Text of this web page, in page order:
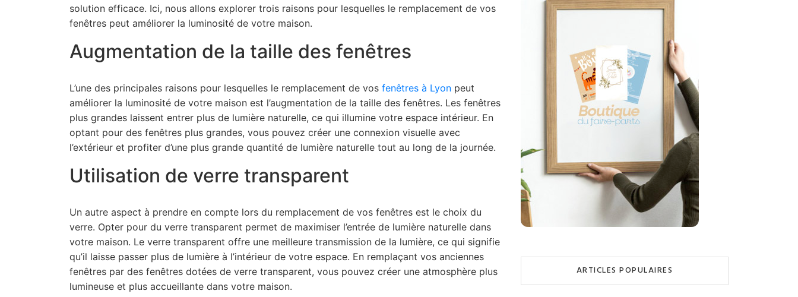
solution efficace. Ici, nous allons explorer trois raisons pour lesquelles le remplacement de vos
fenêtres peut améliorer la luminosité de votre maison.
Augmentation de la taille des fenêtres
L’une des principales raisons pour lesquelles le remplacement de vos fenêtres à Lyon peut
améliorer la luminosité de votre maison est l’augmentation de la taille des fenêtres. Les fenêtres
plus grandes laissent entrer plus de lumière naturelle, ce qui illumine votre espace intérieur. En
optant pour des fenêtres plus grandes, vous pouvez créer une connexion visuelle avec
l’extérieur et profiter d’une plus grande quantité de lumière naturelle tout au long de la journée.
Utilisation de verre transparent
Un autre aspect à prendre en compte lors du remplacement de vos fenêtres est le choix du
verre. Opter pour du verre transparent permet de maximiser l’entrée de lumière naturelle dans
votre maison. Le verre transparent offre une meilleure transmission de la lumière, ce qui signifie
qu’il laisse passer plus de lumière à l’intérieur de votre espace. En remplaçant vos anciennes
fenêtres par des fenêtres dotées de verre transparent, vous pouvez créer une atmosphère plus
lumineuse et plus accueillante dans votre maison.
ARTICLES POPULAIRES